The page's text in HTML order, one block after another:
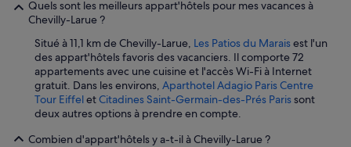
Quels sont les meilleurs appart'hôtels pour mes vacances à
Chevilly-Larue ?
Situé à 11,1 km de Chevilly-Larue, Les Patios du Maraisest l'un
des appart'hôtels favoris des vacanciers. Il comporte 72
appartements avec une cuisine et l'accès Wi-Fi à Internet
gratuit. Dans les environs, Aparthotel Adagio Paris Centre
Tour EiffeletCitadines Saint-Germain-des-Prés Parissont
deux autres options à prendre en compte.
Combien d'appart'hôtels y a-t-il à Chevilly-Larue ?